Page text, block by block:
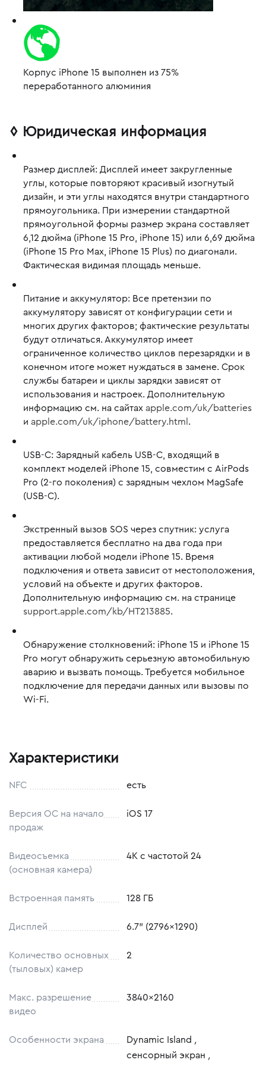
Корпус iPhone 15 выполнен из 75%
переработанного алюминия
◊ Юридическая информация
Размер дисплей:Дисплей имеет закругленные
углы, которые повторяют красивый изогнутый
дизайн, и эти углы находятся внутри стандартного
прямоугольника. При измерении стандартной
прямоугольной формы размер экрана составляет
6,12 дюйма (iPhone 15 Pro, iPhone 15) или 6,69 дюйма
(iPhone 15 Pro Max, iPhone 15 Plus) по диагонали.
Фактическая видимая площадь меньше.
Питание и аккумулятор: Все претензии по
аккумулятору зависят от конфигурации сети и
многих других факторов; фактические результаты
будут отличаться. Аккумулятор имеет
ограниченное количество циклов перезарядки и в
конечном итоге может нуждаться в замене. Срок
службы батареи и циклы зарядки зависят от
использования и настроек. Дополнительную
информацию см. на сайтахapple.com/uk/batteries
и apple.com/uk/iphone/battery.html.
USB-C: Зарядный кабель USB-C, входящий в
комплект моделей iPhone 15, совместим с AirPods
Pro (2-го поколения) с зарядным чехлом MagSafe
(USB‑C).
Экстренный вызов SOS через спутник:услуга
предоставляется бесплатно на два года при
активации любой модели iPhone 15. Время
подключения и ответа зависит от местоположения,
условий на объекте и других факторов.
Дополнительную информацию см. на странице
support.apple.com/kb/HT213885.
Обнаружение столкновений: iPhone 15 и iPhone 15
Pro могут обнаружить серьезную автомобильную
аварию и вызвать помощь. Требуется мобильное
подключение для передачи данных или вызовы по
Wi-Fi.
Характеристики
NFC есть
Версия ОС на начало
продаж
iOS 17
Видеосъемка
(основная камера)
4K с частотой 24
Встроенная память 128 ГБ
Дисплей 6.7" (2796x1290)
Количество основных
(тыловых) камер
2
Макс. разрешение
видео
3840x2160
Особенности экрана Dynamic Island ,
сенсорный экран ,